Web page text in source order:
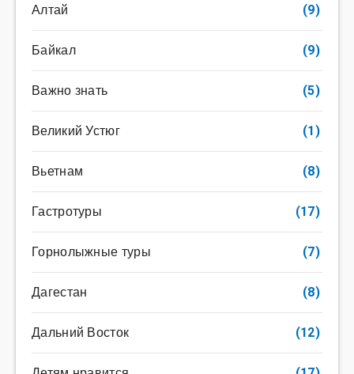
Алтай (9)
Байкал (9)
Важно знать (5)
Великий Устюг (1)
Вьетнам (8)
Гастротуры (17)
Горнолыжные туры (7)
Дагестан (8)
Дальний Восток (12)